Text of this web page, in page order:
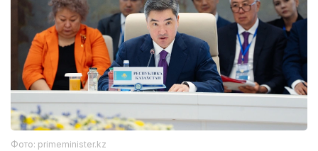
Фото: primeminister.kz